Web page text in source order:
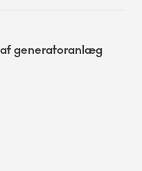
af generatoranlæg